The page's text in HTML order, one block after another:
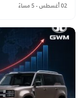
02 أغسطس - 5 مساءً